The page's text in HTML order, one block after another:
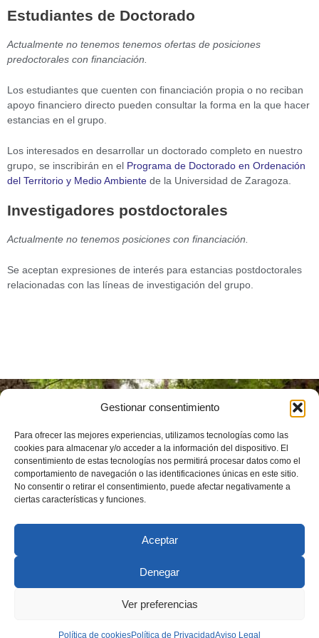
Gestionar consentimiento
Para ofrecer las mejores experiencias, utilizamos tecnologías como las
cookies para almacenar y/o acceder a la información del dispositivo. El
consentimiento de estas tecnologías nos permitirá procesar datos como el
comportamiento de navegación o las identificaciones únicas en este sitio.
No consentir o retirar el consentimiento, puede afectar negativamente a
ciertas características y funciones.
Aceptar
Denegar
Ver preferencias
Política de cookiesPolítica de PrivacidadAviso Legal
Estudiantes de Doctorado
Actualmente no tenemos tenemos ofertas de posiciones
predoctorales con financiación.
Los estudiantes que cuenten con financiación propia o no reciban
apoyo financiero directo pueden consultar la forma en la que hacer
estancias en el grupo.
Los interesados en desarrollar un doctorado completo en nuestro
grupo, se inscribirán en el Programa de Doctorado en Ordenación
del Territorio y Medio Ambiente de la Universidad de Zaragoza.
Investigadores postdoctorales
Actualmente no tenemos posiciones con financiación.
Se aceptan expresiones de interés para estancias postdoctorales
relacionadas con las líneas de investigación del grupo.
Universitario de
Investigación en
Ciencias
Ambientales de
Aragón (IUCA)
Calle de Pedro
+34 976 762
© Grupo
Aviso Legal
Condiciones generales de uso
Política de PrivacidadPolítica de Cookies